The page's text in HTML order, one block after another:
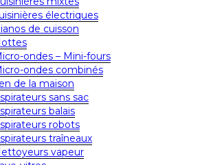
électriques
de cuisson
ondes – Mini-fours
ondes combinés
de la maison
sans sac
balais
robots
traîneaux
vapeur